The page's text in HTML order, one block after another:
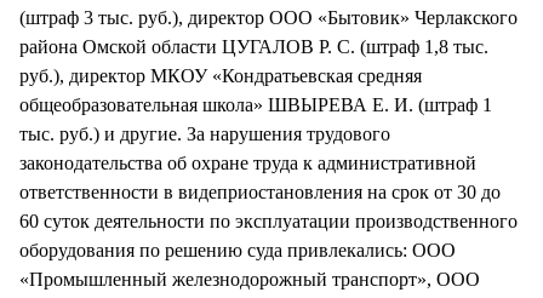
(штраф 3 тыс. руб.), директор ООО «Бытовик» Черлакского
района Омской области ЦУГАЛОВ Р. С. (штраф 1,8 тыс.
руб.), директор МКОУ «Кондратьевская средняя
общеобразовательная школа» ШВЫРЕВА Е. И. (штраф 1
тыс. руб.) и другие. За нарушения трудового
законодательства об охране труда к административной
ответственности в видеприостановления на срок от 30 до
60 суток деятельности по эксплуатации производственного
оборудования по решению суда привлекались: ООО
«Промышленный железнодорожный транспорт», ООО